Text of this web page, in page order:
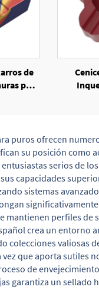
de
para
puros ofrecen
su posición como
serios de
capacidades
sistemas
mantienen perfiles de
crea un entorno
colecciones valiosas
vez que aporta sutiles
de
garantiza un sellado